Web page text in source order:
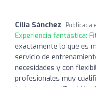
Cilia Sánchez Publicada
Experiencia fantástica:
exactamente lo que es
servicio de
necesidades y con
profesionales muy